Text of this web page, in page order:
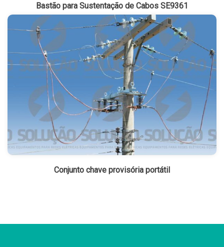
Bastão para Sustentação de Cabos SE9361
Conjunto chave provisória portátil